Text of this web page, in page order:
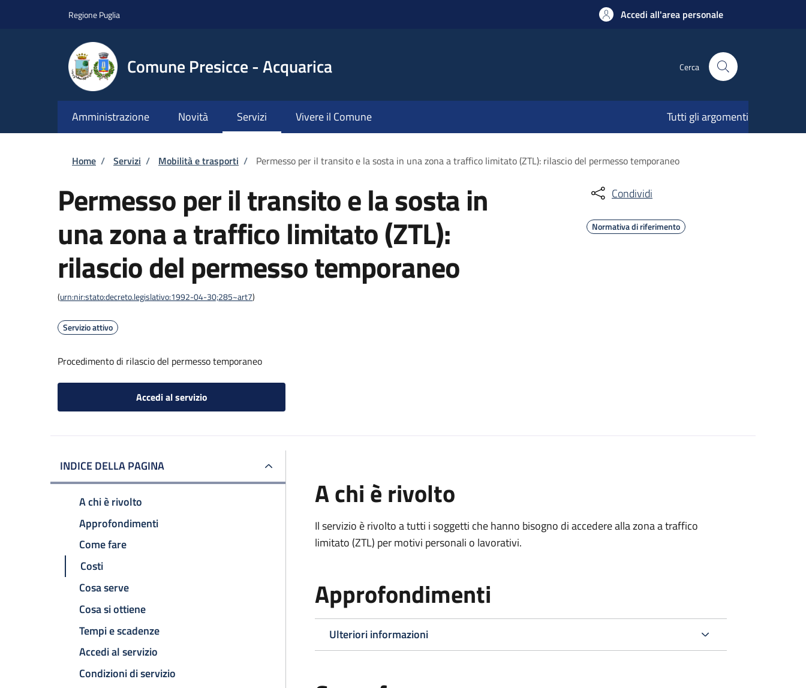
Regione Puglia Accedi all'area personale
Comune Presicce - Acquarica Cerca
Amministrazione Novità Servizi Vivere il Comune Tutti gli argomenti
Briciole di pane
Home / Servizi / Mobilità e trasporti / Permesso per il transito e la sosta in una zona a traffico limitato (ZTL): rilascio del permesso temporaneo
Permesso per il transito e la sosta in
una zona a traffico limitato (ZTL):
rilascio del permesso temporaneo
(urn:nir:stato:decreto.legislativo:1992-04-30;285~art7)
Servizio attivo
Procedimento di rilascio del permesso temporaneo
Accedi al servizio
Condividi
Normativa di riferimento
INDICE DELLA PAGINA
A chi è rivolto
Approfondimenti
Come fare
Costi
Cosa serve
Cosa si ottiene
Tempi e scadenze
Accedi al servizio
Condizioni di servizio
A chi è rivolto
Il servizio è rivolto a tutti i soggetti che hanno bisogno di accedere alla zona a traffico
limitato (ZTL) per motivi personali o lavorativi.
Approfondimenti
Ulteriori informazioni